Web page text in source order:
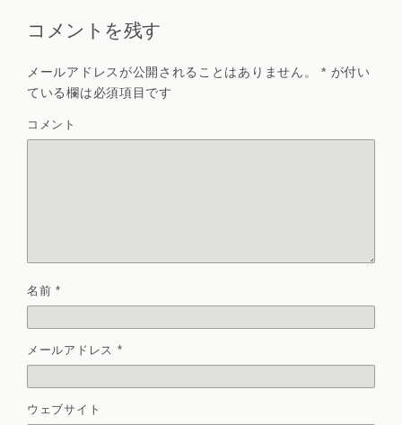
コメントを残す
メールアドレスが公開されることはありません。 * が付い
ている欄は必須項目です
コメント
名前*
メールアドレス *
ウェブサイト